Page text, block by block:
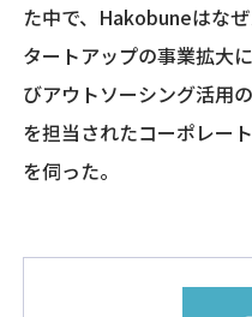
た中で、Hakobuneはな
タートアップの事業拡大
びアウトソーシング活用
を担当されたコーポレー
を伺った。